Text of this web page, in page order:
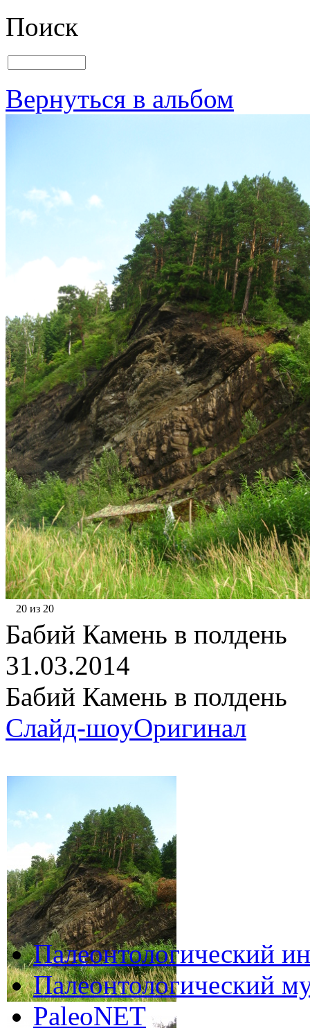
Поиск
Вернуться в альбом
20 из 20
Бабий Камень в полдень
31.03.2014
Бабий Камень в полдень
Слайд-шоуОригинал
Палеонтологический
Палеонтологический
PaleoNET